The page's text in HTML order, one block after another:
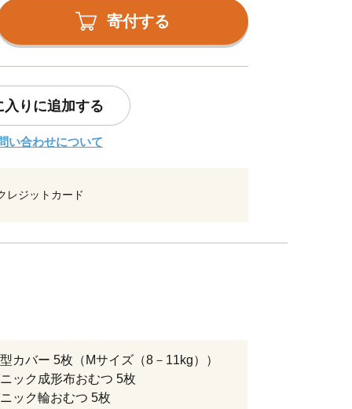
寄付する
入りに追加する
い合わせについて
レジットカード
型カバー 5枚（Mサイズ（8－11kg））
ニック成形布おむつ 5枚
ニック輪おむつ 5枚